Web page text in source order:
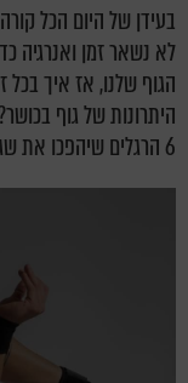
בעידן של היום הכל
לא נשאר זמן ואנרגיה
הגוף שלנו, אז איך בכל
היתרונות של גוף
6 הרגלים שיהפכו את שגרת האימונים ליותר קלה לביצוע: